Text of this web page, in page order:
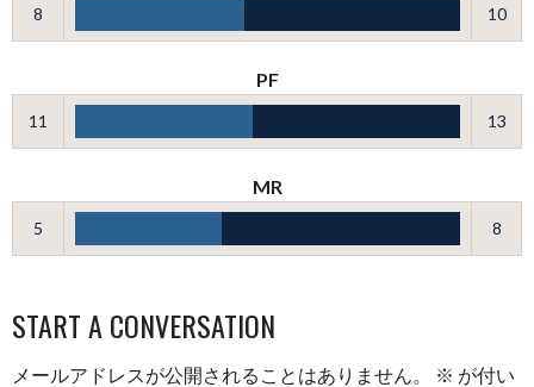
8 10
PF
11 13
MR
5 8
START A CONVERSATION
メールアドレスが公開されることはありません。 ※ が付い